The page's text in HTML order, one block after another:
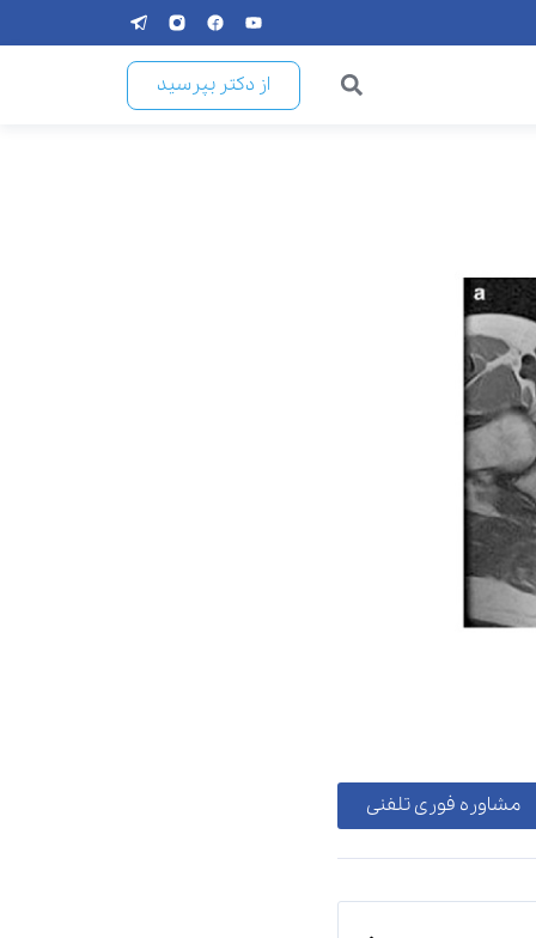
از دکتر بپرسید
مشاوره فوری تلفنی